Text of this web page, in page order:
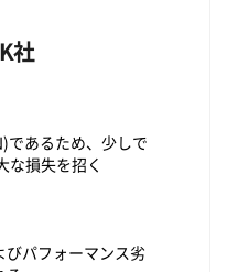
社
であるため、少しで
な損失を招く
びパフォーマンス劣